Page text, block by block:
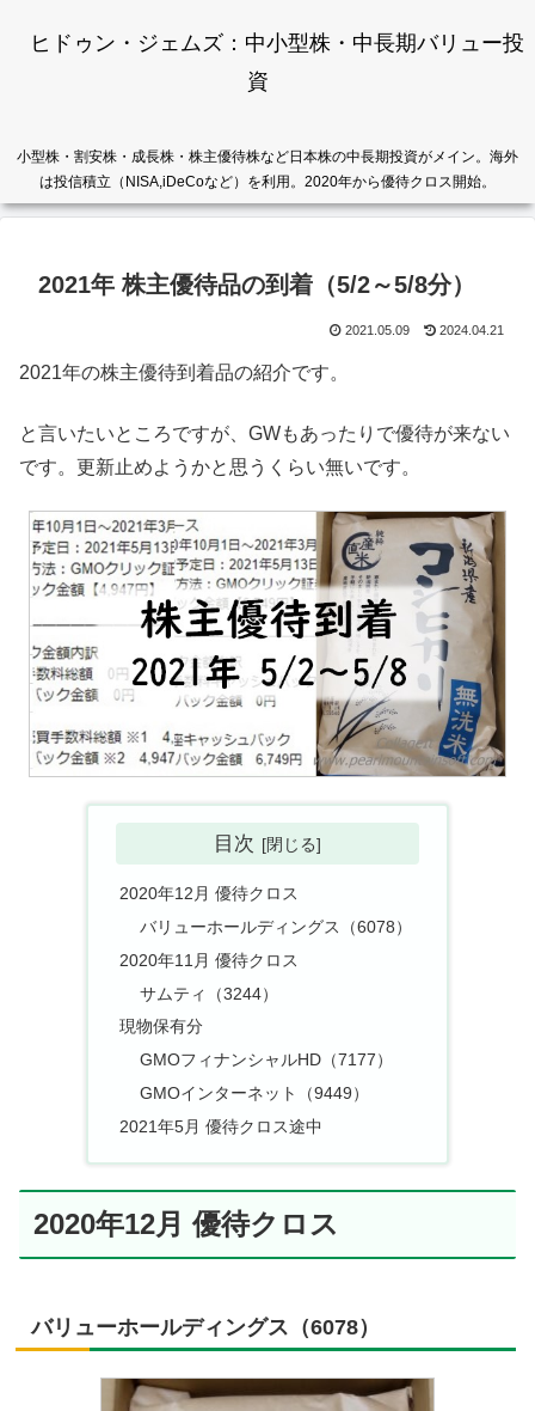
ヒドゥン・ジェムズ：中小型株・中長期バリュー投
資
小型株・割安株・成長株・株主優待株など日本株の中長期投資がメイン。海外
は投信積立（NISA,iDeCoなど）を利用。2020年から優待クロス開始。
2021年 株主優待品の到着（5/2～5/8分）
2021.05.09 2024.04.21
2021年の株主優待到着品の紹介です。
と言いたいところですが、GWもあったりで優待が来ない
です。更新止めようかと思うくらい無いです。
目次
2020年12月 優待クロス
バリューホールディングス（6078）
2020年11月 優待クロス
サムティ（3244）
現物保有分
GMOフィナンシャルHD（7177）
GMOインターネット（9449）
2021年5月 優待クロス途中
2020年12月 優待クロス
バリューホールディングス（6078）